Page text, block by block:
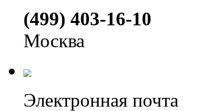
(499) 403-16-10
Москва
Электронная почта